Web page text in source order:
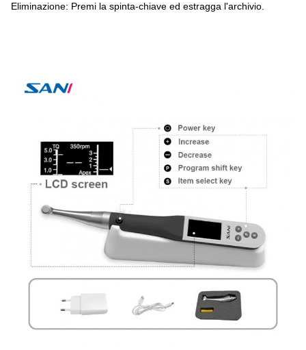
Eliminazione: Premi la spinta-chiave ed estragga l'archivio.